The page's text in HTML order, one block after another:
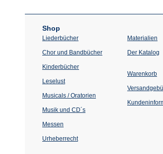
Shop
Liederbücher
Chor und Bandbücher
Kinderbücher
Leselust
Musicals / Oratorien
Musik und CD´s
Messen
Urheberrecht
Materialien
Der Katalog
Warenkorb